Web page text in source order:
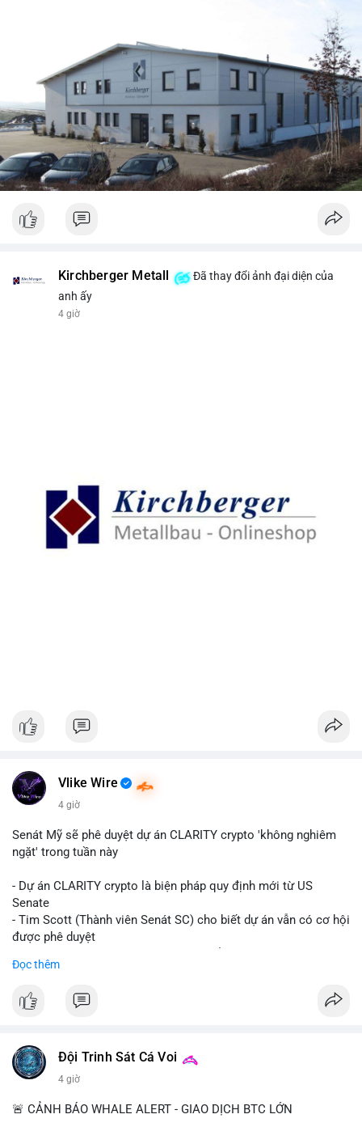
Kirchberger Metall
Đã thay đổi ảnh đại diện của
anh ấy
4 giờ
Vlike Wire
4 giờ
Senát Mỹ sẽ phê duyệt dự án CLARITY crypto 'không nghiêm
ngặt' trong tuần này
- Dự án CLARITY crypto là biện pháp quy định mới từ US
Senate
- Tim Scott (Thành viên Senát SC) cho biết dự án vẫn có cơ hội
được phê duyệt
trình
#vlikevn #titanbot
Đọc thêm
Đội Trinh Sát Cá Voi
4 giờ
🚨 CẢNH BÁO WHALE ALERT - GIAO DỊCH BTC LỚN